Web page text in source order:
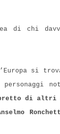
di chi
si
di altri